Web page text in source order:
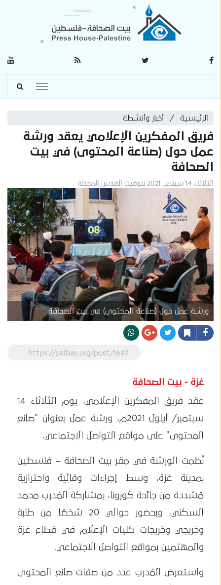
الرئيسية أخبار وأنشطة
فريق المفكرين الإعلامي يعقد ورشة
عمل حول (صناعة المحتوى) في بيت
الصحافة
الثلاثاء 14 سبتمبر 2021 بتوقيت القدس المحتلة
ورشة عمل حول (صناعة المحتوى) في بيت الصحافة
https://palbas.org/post/1697
غزة - بيت الصحافة
عقد فريق المفكرين الإعلامي، يوم الثلاثاء 14
سبتمبر/ أيلول 2021م، ورشة عمل بعنوان "صانع
المحتوى" على مواقع التواصل الاجتماعي.
نُظمت الورشة في مقر بيت الصحافة – فلسطين
بمدينة غزة، وسط إجراءات وقائية واحترازية
مُشددة من جائحة كورونا، بمشاركة المُدرب محمد
السكني، وبحضور حوالي 20 شخصًا من طلبة
وخريجي وخريجات كليات الإعلام في قطاع غزة
والمهتمين بمواقع التواصل الاجتماعي.
واستعرض المُدرب عدد من صفات صانع المحتوى